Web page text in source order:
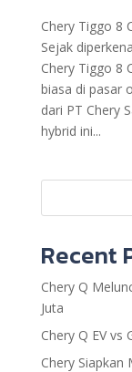
Chery Tiggo 8
Sejak
Chery Tiggo 8
biasa di pasar
dari PT Chery
hybrid ini...
Recent
Chery Q
Juta
Chery Q EV vs
Chery Siapkan